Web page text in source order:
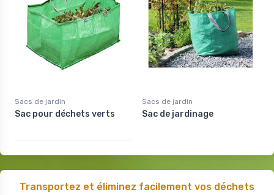
Transportez et éliminez facilement vos déchets
Sacs de jardin
Sac pour déchets verts
Sacs de jardin
Sac de jardinage